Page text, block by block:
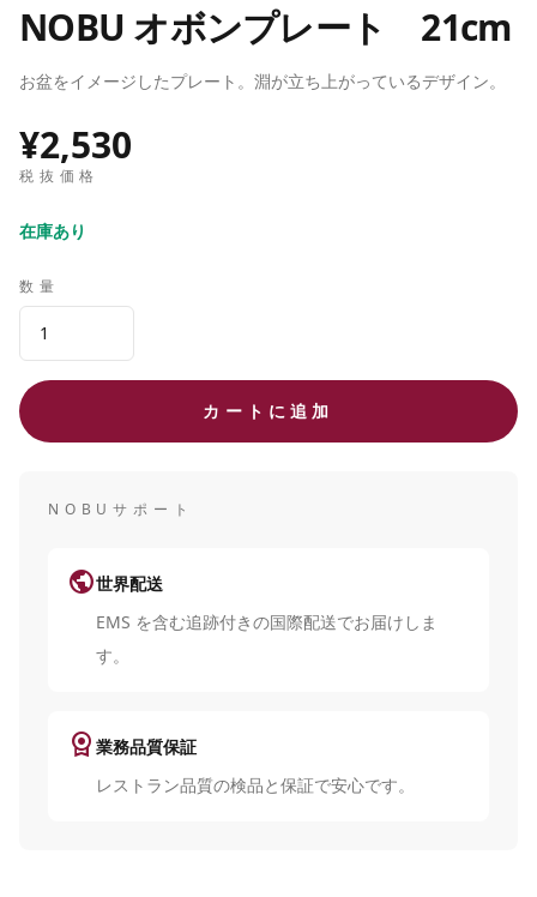
NOBU オボンプレート 21cm
お盆をイメージしたプレート。淵が立ち上がっているデザイン。
¥2,530
税抜価格
在庫あり
数量
カートに追加
NOBUサポート
public世界配送
EMS を含む追跡付きの国際配送でお届けしま
す。
license 業務品質保証
レストラン品質の検品と保証で安心です。